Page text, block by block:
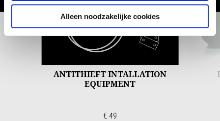
Alleen noodzakelijke cookies
Vorige
ANTITHIEFT INTALLATION
EQUIPMENT
€ 49